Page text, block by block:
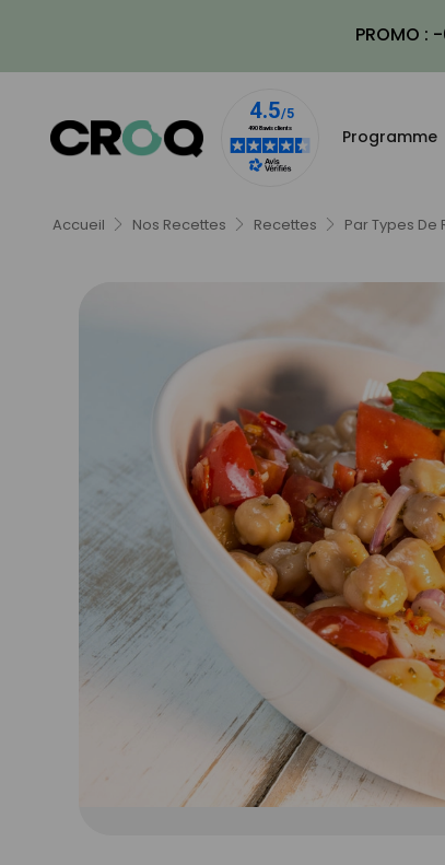
PROMO :
Programme
Accueil Nos Recettes Recettes Par Types De